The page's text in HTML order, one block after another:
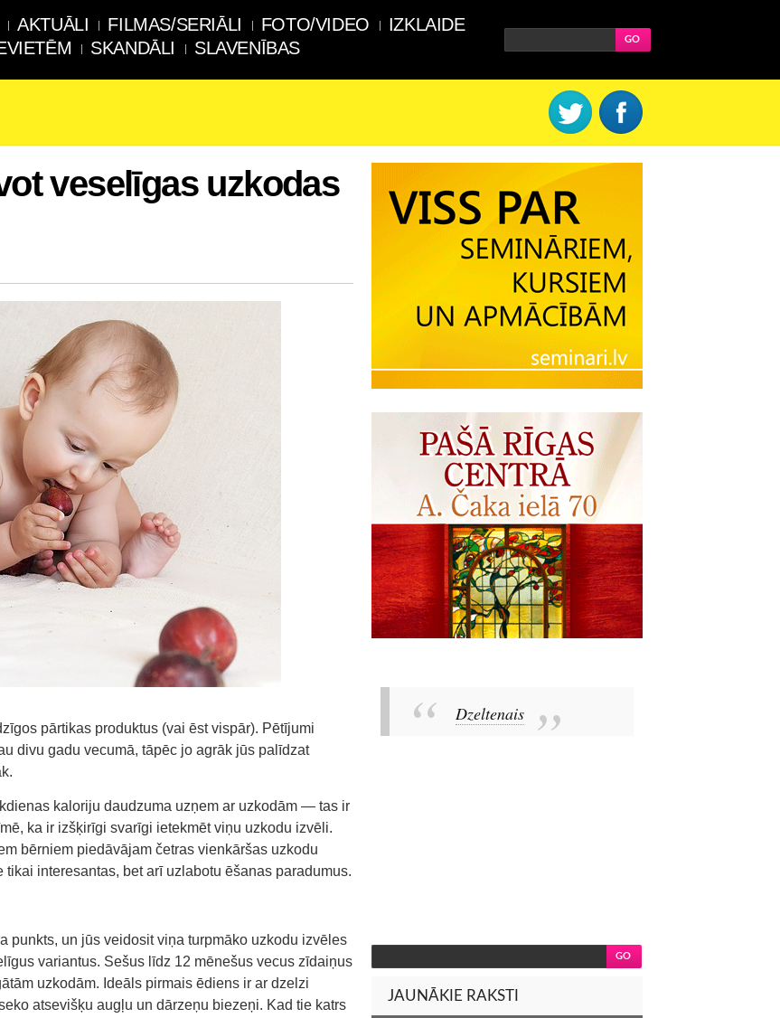
AKTUĀLI FILMAS/SERIĀLI FOTO/VIDEO
IZKLAIDE
SKANDĀLI SLAVENĪBAS
veselīgas uzkodas
pārtikas produktus (vai ēst vispār). Pētījumi
divu gadu vecumā, tāpēc jo agrāk jūs palīdzat
kaloriju daudzuma uzņem ar uzkodām — tas ir
ka ir izšķirīgi svarīgi ietekmēt viņu uzkodu izvēli.
bērniem piedāvājam četras vienkāršas uzkodu
interesantas, bet arī uzlabotu ēšanas paradumus.
punkts, un jūs veidosit viņa turpmāko uzkodu izvēles
variantus. Sešus līdz 12 mēnešus vecus zīdaiņus
uzkodām. Ideāls pirmais ēdiens ir ar dzelzi
atsevišķu augļu un dārzeņu biezeņi. Kad tie katrs
Dzeltenais
JAUNĀKIE RAKSTI